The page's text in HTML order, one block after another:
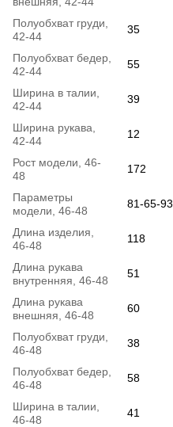
Полуобхват груди,
42-44
35
Полуобхват бедер,
42-44
55
Ширина в талии,
42-44
39
Ширина рукава,
42-44
12
Рост модели, 46-
48
172
Параметры
модели, 46-48
81-65-93
Длина изделия,
46-48
118
Длина рукава
внутренняя, 46-48
51
Длина рукава
внешняя, 46-48
60
Полуобхват груди,
46-48
38
Полуобхват бедер,
46-48
58
Ширина в талии,
46-48
41